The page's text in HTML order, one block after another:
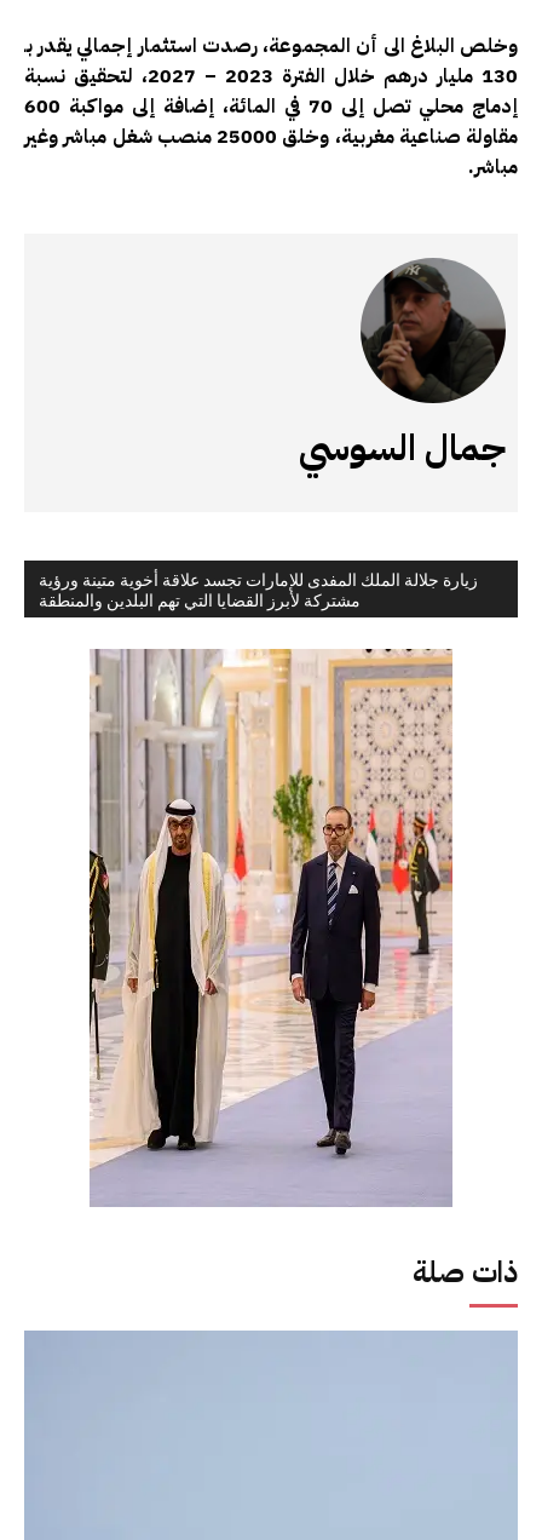
زيارة جلالة الملك المفدى للإمارات تجسد علاقة أخوية متينة ورؤية
مشتركة لأبرز القضايا التي تهم البلدين والمنطقة
ذات صلة
وخلص البلاغ الى أن المجموعة، رصدت استثمار إجمالي يقدر بـ
130 مليار درهم خلال الفترة 2023 – 2027، لتحقيق نسبة
إدماج محلي تصل إلى 70 في المائة، إضافة إلى مواكبة 600
مقاولة صناعية مغربية، وخلق 25000 منصب شغل مباشر وغير
مباشر.
جمال السوسي